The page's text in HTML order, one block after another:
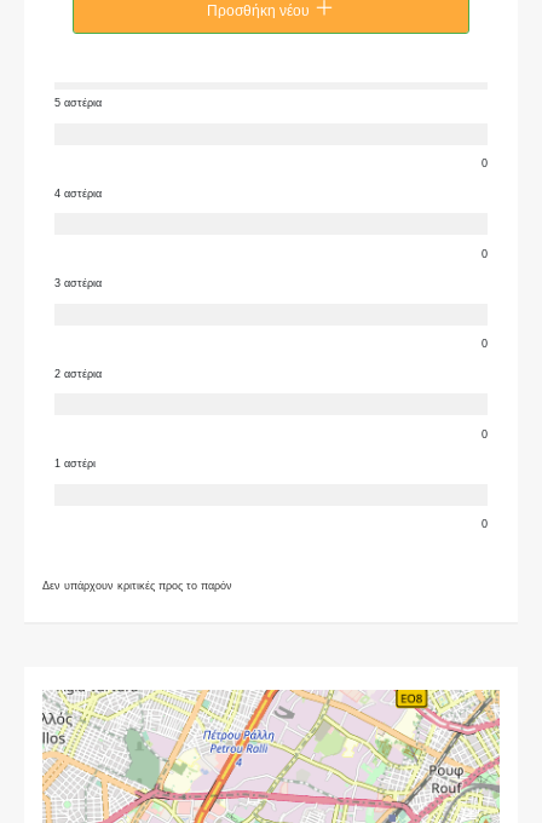
Προσθήκη νέου
5 αστέρια
0
4 αστέρια
0
3 αστέρια
0
2 αστέρια
0
1 αστέρι
0
Δεν υπάρχουν κριτικές προς το παρόν